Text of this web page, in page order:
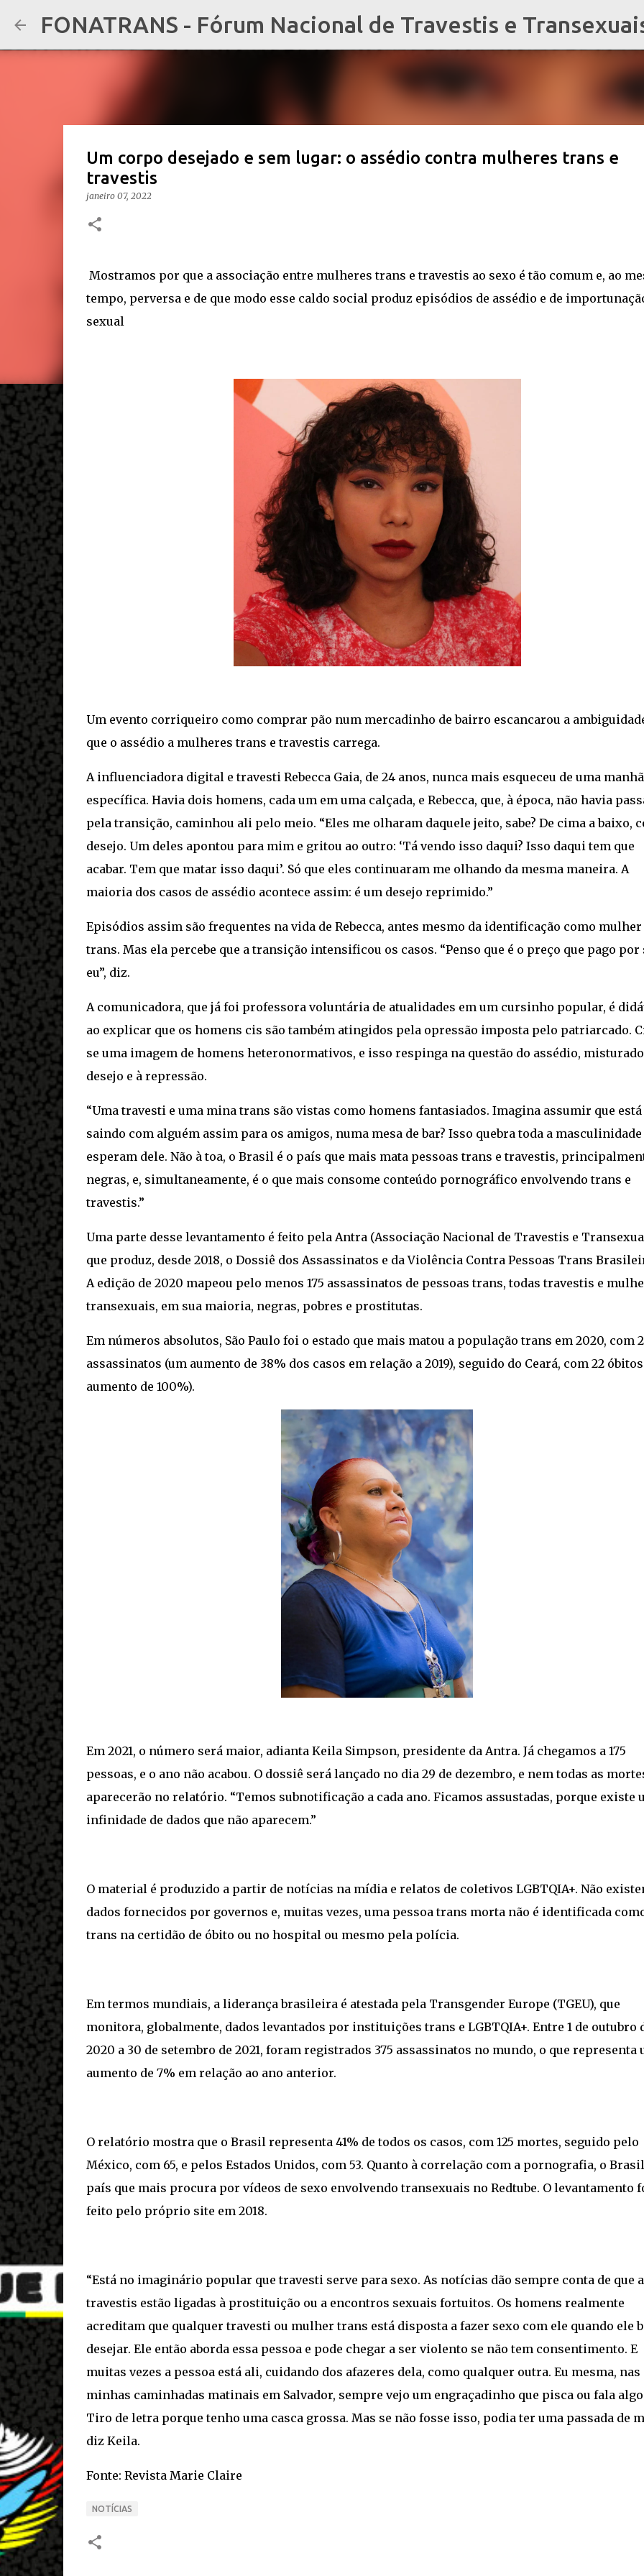
Pular para o conteúdo principal
FONATRANS - Fórum Nacional de Travestis e
Um corpo desejado e sem lugar: o assédio contra mulheres trans e
travestis
janeiro 07, 2022
Mostramos por que a associação entre mulheres trans e travestis ao sexo é tão comum e, ao
tempo, perversa e de que modo esse caldo social produz episódios de assédio e de
sexual
Um evento corriqueiro como comprar pão num mercadinho de bairro escancarou a
que o assédio a mulheres trans e travestis carrega.
A influenciadora digital e travesti Rebecca Gaia, de 24 anos, nunca mais esqueceu de uma manhã
específica. Havia dois homens, cada um em uma calçada, e Rebecca, que, à época, não havia
pela transição, caminhou ali pelo meio. “Eles me olharam daquele jeito, sabe? De cima a baixo,
desejo. Um deles apontou para mim e gritou ao outro: ‘Tá vendo isso daqui? Isso daqui tem que
acabar. Tem que matar isso daqui’. Só que eles continuaram me olhando da mesma maneira. A
maioria dos casos de assédio acontece assim: é um desejo reprimido.”
Episódios assim são frequentes na vida de Rebecca, antes mesmo da identificação como mulher
trans. Mas ela percebe que a transição intensificou os casos. “Penso que é o preço que pago por
eu”, diz.
A comunicadora, que já foi professora voluntária de atualidades em um cursinho popular, é
ao explicar que os homens cis são também atingidos pela opressão imposta pelo patriarcado.
se uma imagem de homens heteronormativos, e isso respinga na questão do assédio,
desejo e à repressão.
“Uma travesti e uma mina trans são vistas como homens fantasiados. Imagina assumir que está
saindo com alguém assim para os amigos, numa mesa de bar? Isso quebra toda a masculinidade
esperam dele. Não à toa, o Brasil é o país que mais mata pessoas trans e travestis,
negras, e, simultaneamente, é o que mais consome conteúdo pornográfico envolvendo trans e
travestis.”
Uma parte desse levantamento é feito pela Antra (Associação Nacional de Travestis e
que produz, desde 2018, o Dossiê dos Assassinatos e da Violência Contra Pessoas Trans
A edição de 2020 mapeou pelo menos 175 assassinatos de pessoas trans, todas travestis e
transexuais, em sua maioria, negras, pobres e prostitutas.
Em números absolutos, São Paulo foi o estado que mais matou a população trans em 2020, com
assassinatos (um aumento de 38% dos casos em relação a 2019), seguido do Ceará, com 22
aumento de 100%).
Em 2021, o número será maior, adianta Keila Simpson, presidente da Antra. Já chegamos a 175
pessoas, e o ano não acabou. O dossiê será lançado no dia 29 de dezembro, e nem todas as
aparecerão no relatório. “Temos subnotificação a cada ano. Ficamos assustadas, porque existe
infinidade de dados que não aparecem.”
O material é produzido a partir de notícias na mídia e relatos de coletivos LGBTQIA+. Não
dados fornecidos por governos e, muitas vezes, uma pessoa trans morta não é identificada
trans na certidão de óbito ou no hospital ou mesmo pela polícia.
Em termos mundiais, a liderança brasileira é atestada pela Transgender Europe (TGEU), que
monitora, globalmente, dados levantados por instituições trans e LGBTQIA+. Entre 1 de outubro
2020 a 30 de setembro de 2021, foram registrados 375 assassinatos no mundo, o que representa
aumento de 7% em relação ao ano anterior.
O relatório mostra que o Brasil representa 41% de todos os casos, com 125 mortes, seguido pelo
México, com 65, e pelos Estados Unidos, com 53. Quanto à correlação com a pornografia, o
país que mais procura por vídeos de sexo envolvendo transexuais no Redtube. O levantamento
feito pelo próprio site em 2018.
“Está no imaginário popular que travesti serve para sexo. As notícias dão sempre conta de que
travestis estão ligadas à prostituição ou a encontros sexuais fortuitos. Os homens realmente
acreditam que qualquer travesti ou mulher trans está disposta a fazer sexo com ele quando ele
desejar. Ele então aborda essa pessoa e pode chegar a ser violento se não tem consentimento. E
muitas vezes a pessoa está ali, cuidando dos afazeres dela, como qualquer outra. Eu mesma, nas
minhas caminhadas matinais em Salvador, sempre vejo um engraçadinho que pisca ou fala
Tiro de letra porque tenho uma casca grossa. Mas se não fosse isso, podia ter uma passada de
diz Keila.
Fonte: Revista Marie Claire
NOTÍCIAS